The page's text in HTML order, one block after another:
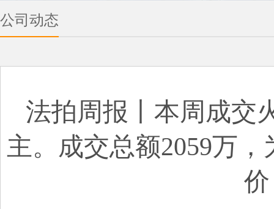
公司动态
法拍周报丨本周成交
主。成交总额2059万